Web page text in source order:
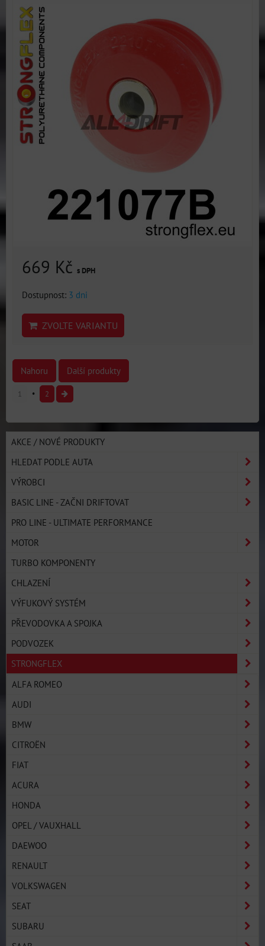
669 Kč s DPH
Dostupnost: 3 dni
ZVOLTE VARIANTU
Nahoru Další produkty
1 2
AKCE / NOVÉ PRODUKTY
HLEDAT PODLE AUTA
VÝROBCI
BASIC LINE - ZAČNI DRIFTOVAT
PRO LINE - ULTIMATE PERFORMANCE
MOTOR
TURBO KOMPONENTY
CHLAZENÍ
VÝFUKOVÝ SYSTÉM
PŘEVODOVKA A SPOJKA
PODVOZEK
STRONGFLEX
ALFA ROMEO
AUDI
BMW
CITROËN
FIAT
ACURA
HONDA
OPEL / VAUXHALL
DAEWOO
RENAULT
VOLKSWAGEN
SEAT
SUBARU